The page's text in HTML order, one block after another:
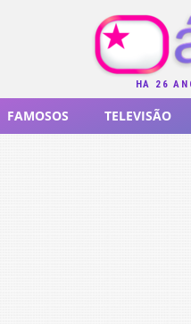
HÁ 26
FAMOSOS TELEVISÃO